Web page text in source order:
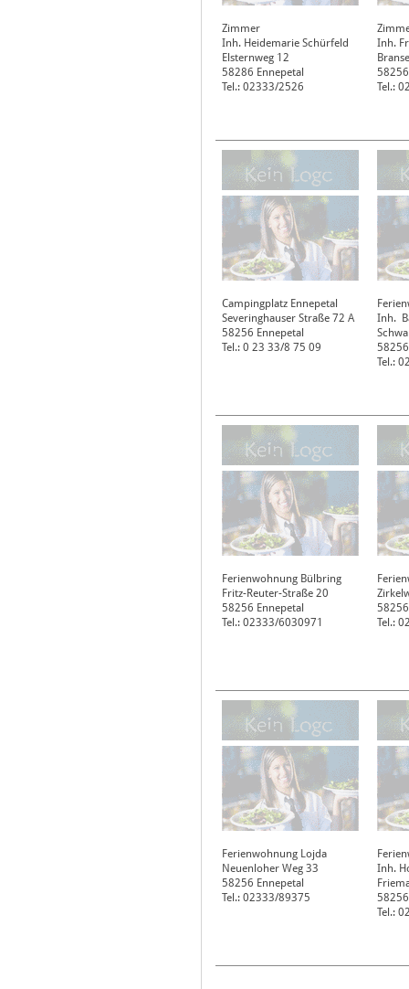
Zimmer
Inh. Heidemarie Schürfeld
Elsternweg 12
58286 Ennepetal
Tel.: 02333/2526
Inh.
58256
Tel.:
Campingplatz Ennepetal
Severinghauser Straße 72 A
58256 Ennepetal
Tel.: 0 23 33/8 75 09
Inh.
58256
Tel.:
Ferienwohnung Bülbring
Fritz-Reuter-Straße 20
58256 Ennepetal
Tel.: 02333/6030971
58256
Tel.:
Ferienwohnung Lojda
Neuenloher Weg 33
58256 Ennepetal
Tel.: 02333/89375
Inh.
58256
Tel.: